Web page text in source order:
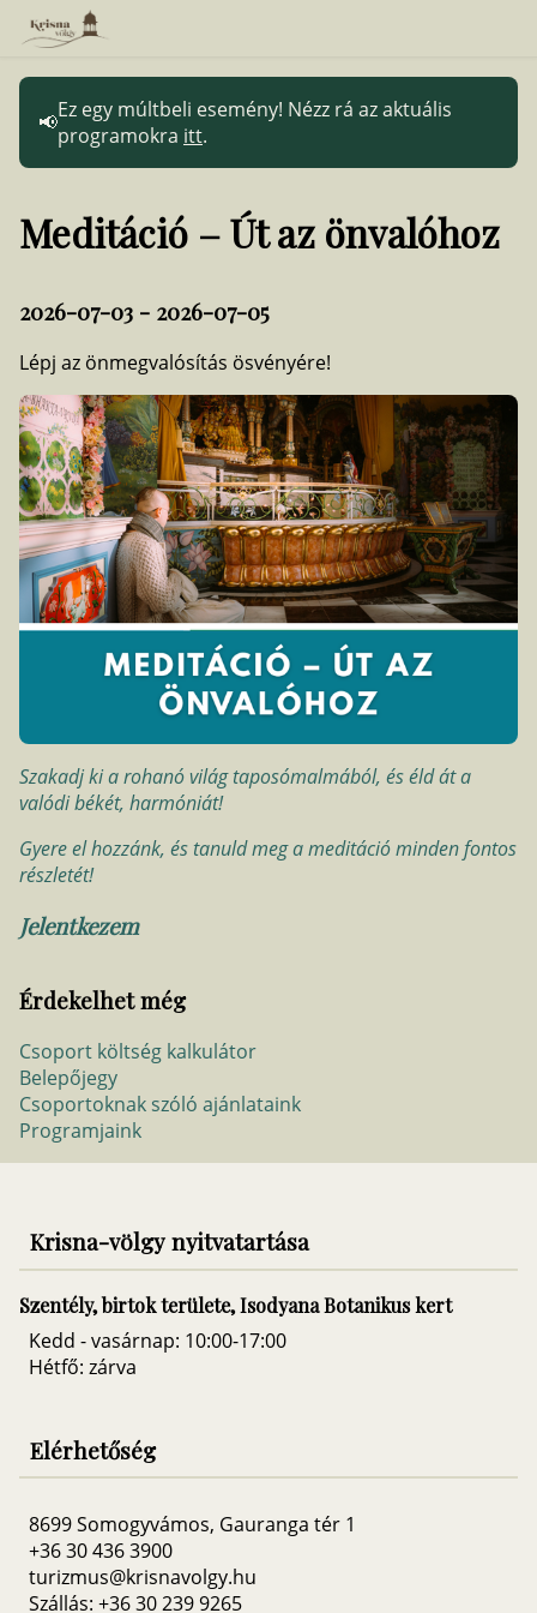
Ez egy múltbeli esemény! Nézz rá az aktuális
programokra itt.
Meditáció – Út az önvalóhoz
2026-07-03 - 2026-07-05
Lépj az önmegvalósítás ösvényére!
Szakadj ki a rohanó világ taposómalmából, és éld át a
valódi békét, harmóniát!
Gyere el hozzánk, és tanuld meg a meditáció minden fontos
részletét!
Jelentkezem
Érdekelhet még
Csoport költség kalkulátor
Belepőjegy
Csoportoknak szóló ajánlataink
Programjaink
Krisna-völgy nyitvatartása
Szentély, birtok területe, Isodyana Botanikus kert
Kedd - vasárnap: 10:00-17:00
Hétfő: zárva
Elérhetőség
8699 Somogyvámos, Gauranga tér 1
+36 30 436 3900
turizmus@krisnavolgy.hu
Szállás: +36 30 239 9265